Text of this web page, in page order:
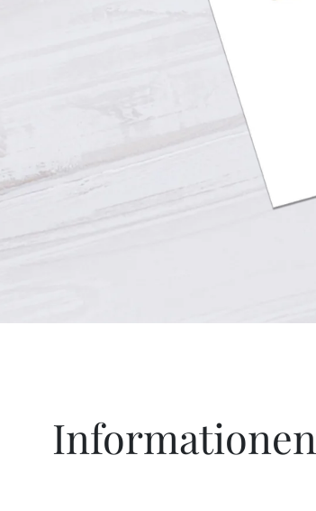
Informationen